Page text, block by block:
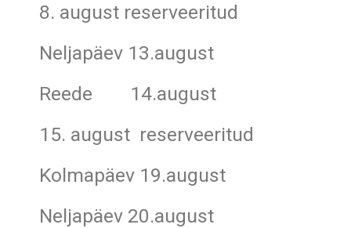
8. august reserveeritud
Neljapäev 13.august
Reede 14.august
15. august reserveeritud
Kolmapäev 19.august
Neljapäev 20.august